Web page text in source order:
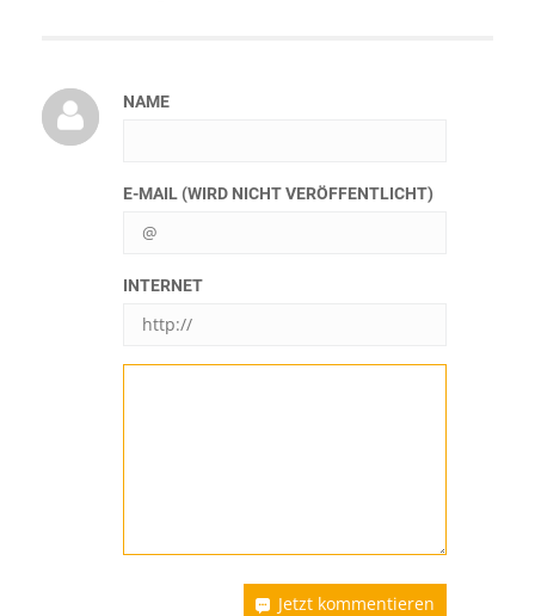
NAME
E-MAIL (WIRD NICHT VERÖFFENTLICHT)
INTERNET
Jetzt kommentieren